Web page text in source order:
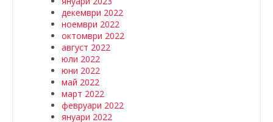
декември 2022
ноември 2022
октомври 2022
август 2022
юли 2022
юни 2022
май 2022
март 2022
февруари 2022
януари 2022